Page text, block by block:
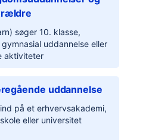
søger 10. klasse,
uddannelse eller
aktiviteter
uddannelse
på et erhvervsakademi,
eller universitet